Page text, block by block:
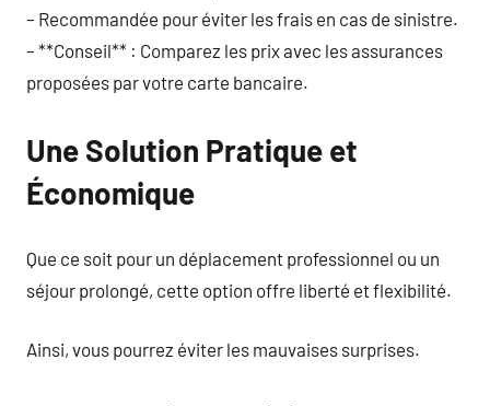
– Recommandée pour éviter les frais en cas de sinistre.
– **Conseil** : Comparez les prix avec les assurances
proposées par votre carte bancaire.
Une Solution Pratique et
Économique
Que ce soit pour un déplacement professionnel ou un
séjour prolongé, cette option offre liberté et flexibilité.
Ainsi, vous pourrez éviter les mauvaises surprises.